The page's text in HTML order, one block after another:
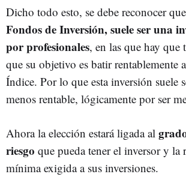
Dicho todo esto, se debe reconocer que
Fondos de Inversión, suele ser una
por profesionales, en las que hay que
que su objetivo es batir rentablemente
Índice. Por lo que esta inversión suele
menos rentable, lógicamente por ser
Ahora la elección estará ligada al
riesgo que pueda tener el inversor y la
mínima exigida a sus inversiones.